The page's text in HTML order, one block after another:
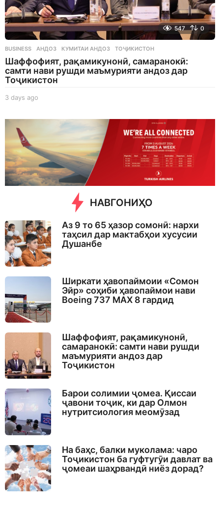
547 0
BUSINESS АНДОЗ ,КУМИТАИ АНДОЗ ,ТОҶИКИСТОН
Шаффофият, рақамикунонӣ, самаранокӣ:
самти нави рушди маъмурияти андоз дар
Тоҷикистон
3 days ago
g
o
НАВГОНИҲО
Аз 9 то 65 ҳазор сомонӣ: нархи
таҳсил дар мактабҳои хусусии
Душанбе
Ширкати ҳавопаймоии «Сомон
Эйр» соҳиби ҳавопаймои нави
Boeing 737 MAX 8 гардид
Шаффофият, рақамикунонӣ,
самаранокӣ: самти нави рушди
маъмурияти андоз дар
Тоҷикистон
Барои солимии ҷомеа. Қиссаи
ҷавони тоҷик, ки дар Олмон
нутритсиология меомӯзад
На баҳс, балки муколама: чаро
Тоҷикистон ба гуфтугӯи давлат ва
ҷомеаи шаҳрвандӣ ниёз дорад?